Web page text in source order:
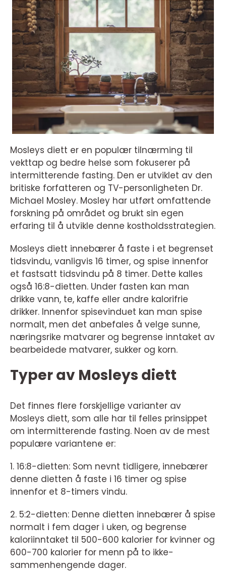
Mosleys diett er en populær tilnærming til
vekttap og bedre helse som fokuserer på
intermitterende fasting. Den er utviklet av den
britiske forfatteren og TV-personligheten Dr.
Michael Mosley. Mosley har utført omfattende
forskning på området og brukt sin egen
erfaring til å utvikle denne kostholdsstrategien.
Mosleys diett innebærer å faste i et begrenset
tidsvindu, vanligvis 16 timer, og spise innenfor
et fastsatt tidsvindu på 8 timer. Dette kalles
også 16:8-dietten. Under fasten kan man
drikke vann, te, kaffe eller andre kalorifrie
drikker. Innenfor spisevinduet kan man spise
normalt, men det anbefales å velge sunne,
næringsrike matvarer og begrense inntaket av
bearbeidede matvarer, sukker og korn.
Typer av Mosleys diett
Det finnes flere forskjellige varianter av
Mosleys diett, som alle har til felles prinsippet
om intermitterende fasting. Noen av de mest
populære variantene er:
1. 16:8-dietten: Som nevnt tidligere, innebærer
denne dietten å faste i 16 timer og spise
innenfor et 8-timers vindu.
2. 5:2-dietten: Denne dietten innebærer å spise
normalt i fem dager i uken, og begrense
kaloriinntaket til 500-600 kalorier for kvinner og
600-700 kalorier for menn på to ikke-
sammenhengende dager.